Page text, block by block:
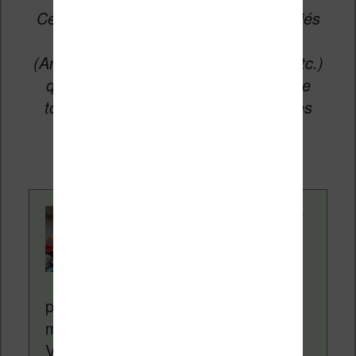
Cet article peut contenir des liens affiliés
(Amazon, Fnac, Cultura, Boulanger, etc.)
qui permettent aux auteurs du site de
toucher une petite commission sur les
Contenu rédigé par
pour vous aider à naviguer dans le
monde des liseuses (Kindle, Kobo,
Vivlio, etc) et faire la promotion de la